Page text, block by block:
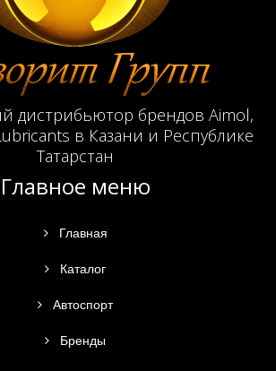
дистрибьютор брендов Aimol,
в Казани и Республике
Татарстан
Главное меню
Главная
Каталог
Автоспорт
Бренды